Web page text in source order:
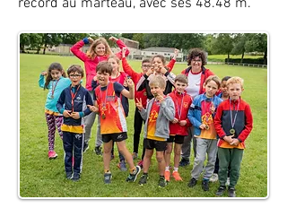
record au marteau, avec ses 48.48 m.